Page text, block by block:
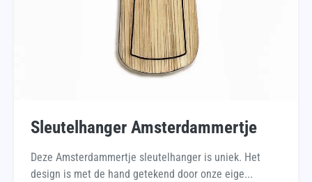
Sleutelhanger Amsterdammertje
Deze Amsterdammertje sleutelhanger is uniek. Het
design is met de hand getekend door onze eige...